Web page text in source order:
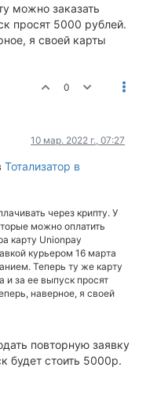
можно заказать
просят 5000 рублей.
я своей карты
0
10 мар. 2022 г., 07:27
Тотализатор в
через крипту. У
можно оплатить
карту Unionpay
курьером 16 марта
Теперь ту же карту
и за ее выпуск просят
наверное, я своей
повторную заявку
будет стоить 5000р.